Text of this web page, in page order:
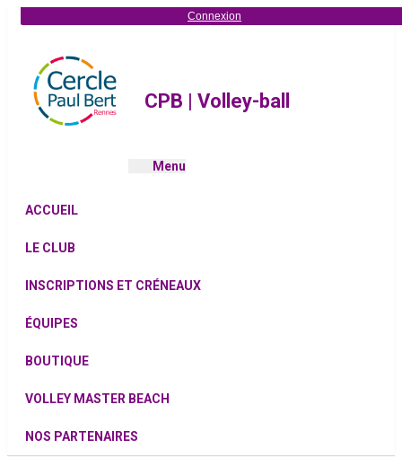
Connexion
CPB | Volley-ball
Menu
ACCUEIL
LE CLUB
INSCRIPTIONS ET CRÉNEAUX
ÉQUIPES
BOUTIQUE
VOLLEY MASTER BEACH
NOS PARTENAIRES